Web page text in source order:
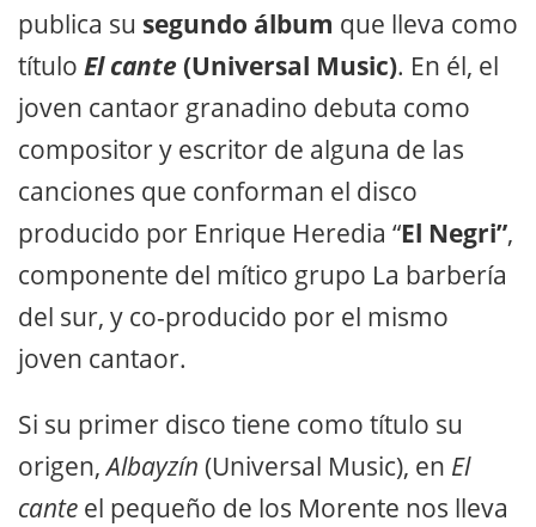
publica su segundo álbum que lleva como
título El cante(Universal Music). En él, el
joven cantaor granadino debuta como
compositor y escritor de alguna de las
canciones que conforman el disco
producido por Enrique Heredia “El Negri”,
componente del mítico grupo La barbería
del sur, y co-producido por el mismo
joven cantaor.
Si su primer disco tiene como título su
origen,Albayzín (Universal Music), en El
cante el pequeño de los Morente nos lleva